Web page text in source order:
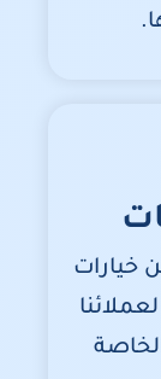
خيارات